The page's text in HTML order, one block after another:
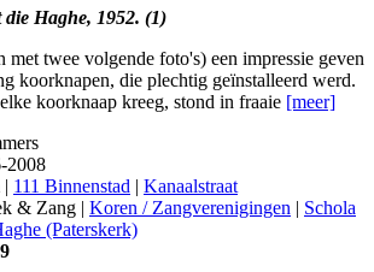
Haghe, 1952. (1)
met twee volgende foto's) een impressie geven
koorknapen, die plechtig geïnstalleerd werd.
koorknaap kreeg, stond in fraaie [meer]
2008
111 Binnenstad | Kanaalstraat
& Zang | Koren / Zangverenigingen | Schola
(Paterskerk)